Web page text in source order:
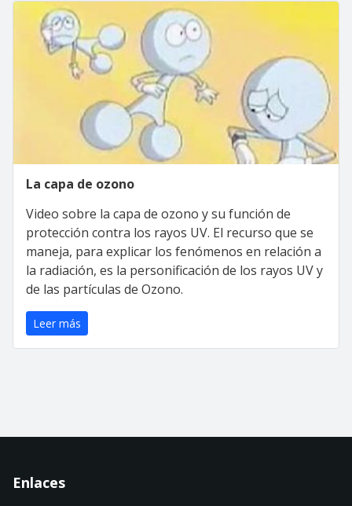
La capa de ozono
Video sobre la capa de ozono y su función de
protección contra los rayos UV. El recurso que se
maneja, para explicar los fenómenos en relación a
la radiación, es la personificación de los rayos UV y
de las partículas de Ozono.
Leer más
Enlaces